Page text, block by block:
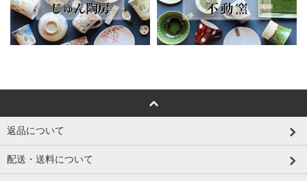
返品について
配送・送料について